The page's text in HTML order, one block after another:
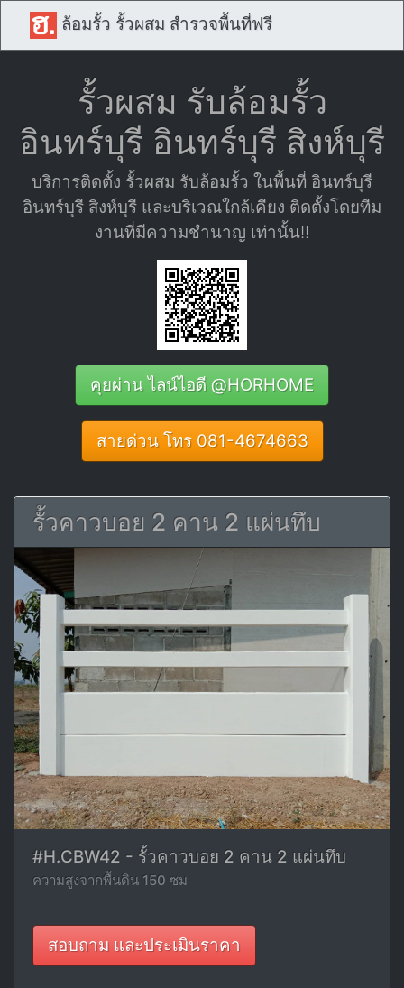
ล้อมรั้ว รั้วผสม สำรวจพื้นที่ฟรี
รั้วผสม รับล้อมรั้ว
อินทร์บุรี อินทร์บุรี สิงห์บุรี
บริการติดตั้ง รั้วผสม รับล้อมรั้ว ในพื้นที่ อินทร์บุรี
อินทร์บุรี สิงห์บุรี และบริเวณใกล้เคียง ติดตั้งโดยทีม
งานที่มีความชำนาญ เท่านั้น!!
คุยผ่าน ไลน์ไอดี @HORHOME
สายด่วน โทร 081-4674663
รั้วคาวบอย 2 คาน 2 แผ่นทึบ
#H.CBW42 - รั้วคาวบอย 2 คาน 2 แผ่นทึบ
ความสูงจากพื้นดิน 150 ซม
สอบถาม และประเมินราคา